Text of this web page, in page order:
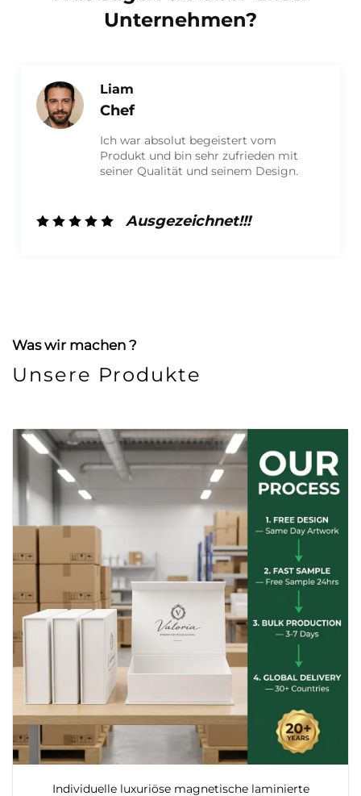
Unternehmen?
Ich bin Olivia.
Marketing
Ich bin sehr zufrieden mit dem Produkt
und habe eine hochwertige Verpackung
erhalten. Die Mitarbeiter waren äußerst
Fall zukünftig wieder mit ihnen
zusammenarbeiten!
Ausgezeichnet!!!
Was wir machen ?
Unsere Produkte
Individuelle luxuriöse magnetische laminierte